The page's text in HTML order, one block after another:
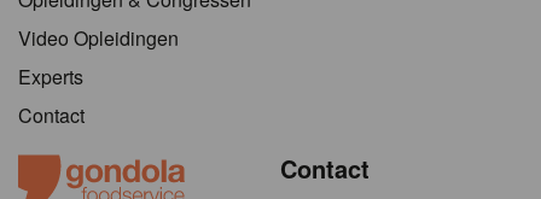
Video Opleidingen
Experts
Contact
Contact